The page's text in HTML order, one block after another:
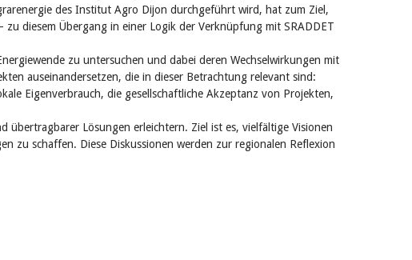
des Institut Agro Dijon durchgeführt wird, hat zum Ziel,
diesem Übergang in einer Logik der Verknüpfung mit SRADDET
zu untersuchen und dabei deren Wechselwirkungen mit
auseinandersetzen, die in dieser Betrachtung relevant sind:
Eigenverbrauch, die gesellschaftliche Akzeptanz von Projekten,
übertragbarer Lösungen erleichtern. Ziel ist es, vielfältige Visionen
zu schaffen. Diese Diskussionen werden zur regionalen Reflexion